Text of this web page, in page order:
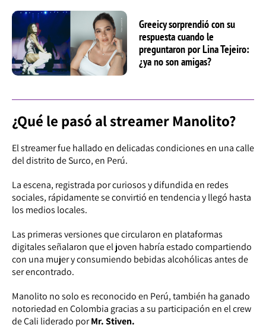
Greeicy sorprendió con su
respuesta cuando le
preguntaron por Lina Tejeiro:
¿ya no son amigas?
¿Qué le pasó al streamer Manolito?
El streamer fue hallado en delicadas condiciones en una calle
del distrito de Surco, en Perú.
La escena, registrada por curiosos y difundida en redes
sociales, rápidamente se convirtió en tendencia y llegó hasta
los medios locales.
Las primeras versiones que circularon en plataformas
digitales señalaron que el joven habría estado compartiendo
con una mujer y consumiendo bebidas alcohólicas antes de
ser encontrado.
Manolito no solo es reconocido en Perú, también ha ganado
notoriedad en Colombia gracias a su participación en el crew
de Cali liderado porMr. Stiven.